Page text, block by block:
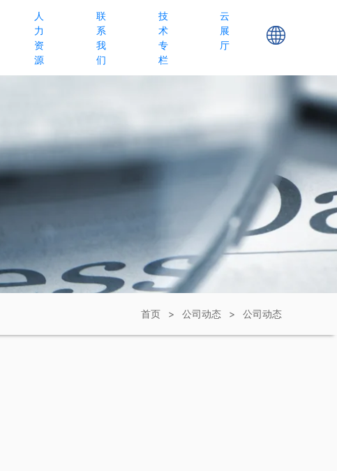
人
力
资
源
联
系
我
们
技
术
专
栏
云
展
厅
首页 > 公司动态 > 公司动态